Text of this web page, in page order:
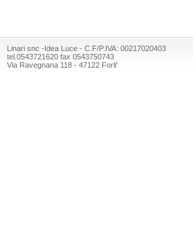
Linari snc -Idea Luce - C.F/P.IVA: 00217020403
tel.0543721620 fax 0543750743
Via Ravegnana 118 - 47122 Forli'